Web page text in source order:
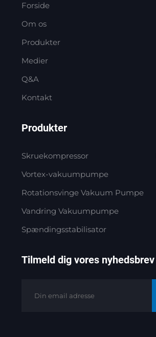
Forside
Om os
Produkter
Medier
Q&A
Kontakt
Produkter
Skruekompressor
Vortex-vakuumpumpe
Rotationsvinge Vakuum Pumpe
Vandring Vakuumpumpe
Spændingsstabilisator
Tilmeld dig vores nyhedsbrev